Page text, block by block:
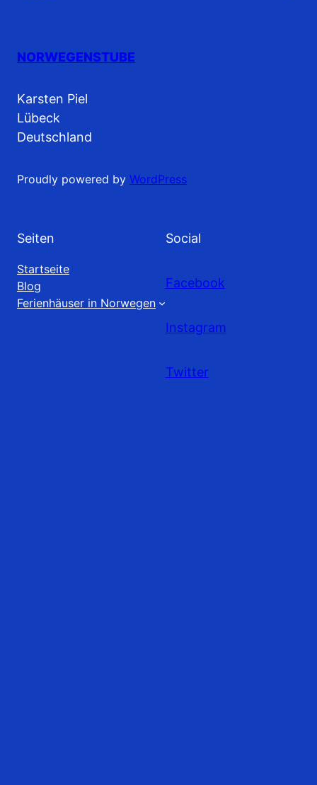
NORWEGENSTUBE
Karsten Piel
Lübeck
Deutschland
Proudly powered by WordPress
Seiten
Startseite
Blog
Ferienhäuser in Norwegen
Social
Facebook
Instagram
Twitter